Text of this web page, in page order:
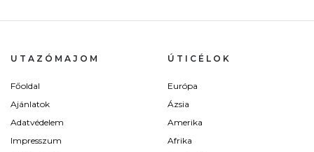
UTAZÓMAJOM
Főoldal
Ajánlatok
Adatvédelem
Impresszum
ÚTICÉLOK
Európa
Ázsia
Amerika
Afrika